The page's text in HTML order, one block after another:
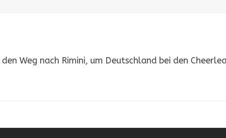
Weg nach Rimini, um Deutschland bei den